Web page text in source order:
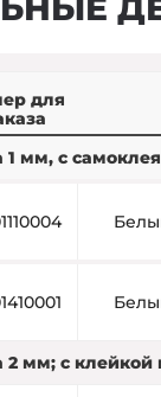
для
1 мм, с
2 мм; с клейкой